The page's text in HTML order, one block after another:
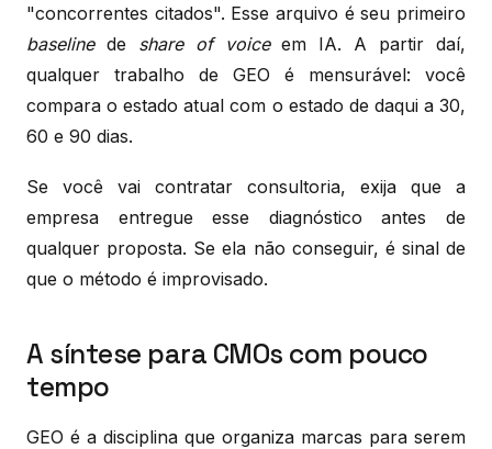
"concorrentes citados". Esse arquivo é seu primeiro
baselinede share of voiceem IA. A partir daí,
qualquer trabalho de GEO é mensurável: você
compara o estado atual com o estado de daqui a 30,
60 e 90 dias.
Se você vai contratar consultoria, exija que a
empresa entregue esse diagnóstico antes de
qualquer proposta. Se ela não conseguir, é sinal de
que o método é improvisado.
A síntese para CMOs com pouco
tempo
GEO é a disciplina que organiza marcas para serem